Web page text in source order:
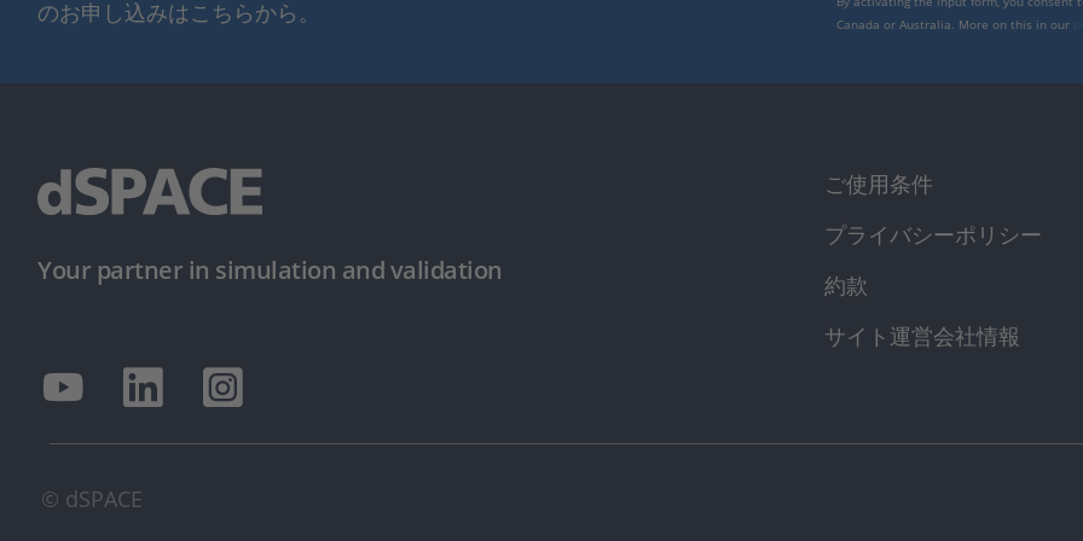
のお申し込みはこちらから。
Canada or Australia. More on this in our
Your partner in simulation and validation
ご使用条件
プライバシーポリシー
約款
サイト運営会社情報
© dSPACE